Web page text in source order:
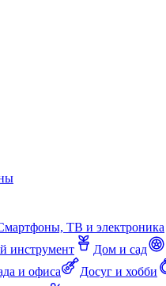
ТВ и электроника
инструмент Дом и сад
и офиса
Досуг и хобби